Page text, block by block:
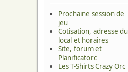
Prochaine session de
jeu
Cotisation, adresse du
local et horaires
Site, forum et
Planificatorc
Les T-Shirts Crazy Orc